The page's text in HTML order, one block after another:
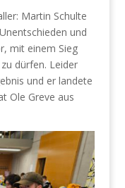
Martin Schulte
und
mit einem Sieg
dürfen. Leider
und er landete
Ole Greve aus